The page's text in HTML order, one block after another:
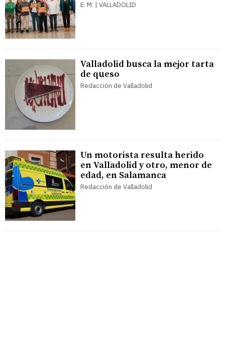
E. M. | VALLADOLID
Valladolid busca la mejor tarta
de queso
Redacción de Valladolid
Un motorista resulta herido
en Valladolid y otro, menor de
edad, en Salamanca
Redacción de Valladolid